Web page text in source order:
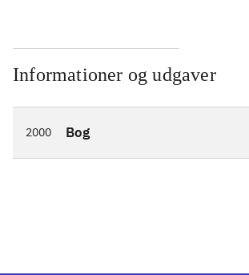
Informationer og udgaver
2000 Bog